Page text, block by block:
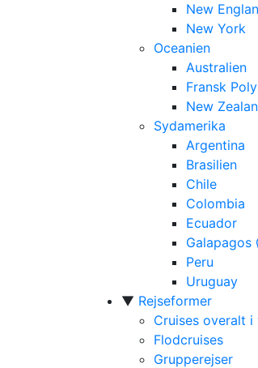
New
New York
Oceanien
Australien
Fransk
New
Sydamerika
Argentina
Brasilien
Chile
Colombia
Ecuador
Galapagos
Peru
Uruguay
▼ Rejseformer
Cruises overalt i
Flodcruises
Grupperejser